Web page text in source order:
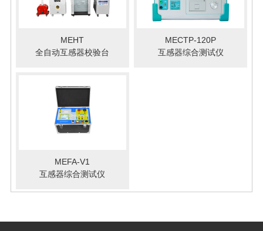
MEHT
全自动互感器校验台
MECTP-120P
互感器综合测试仪
MEFA-V1
互感器综合测试仪